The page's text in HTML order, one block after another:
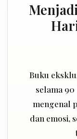
Buku
selama
mengenal
dan emosi,